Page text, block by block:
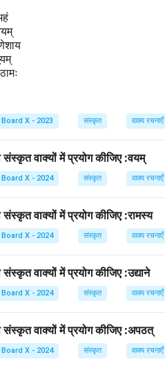
X - 2023 संस्कृत वाक्य रचनाएँ
संस्कृत वाक्यों में प्रयोग कीजिए :वयम्
X - 2024 संस्कृत वाक्य रचनाएँ
संस्कृत वाक्यों में प्रयोग कीजिए :रामस्य
X - 2024 संस्कृत वाक्य रचनाएँ
वाक्यों में प्रयोग कीजिए :उद्याने
X - 2024 संस्कृत वाक्य रचनाएँ
संस्कृत वाक्यों में प्रयोग कीजिए :अपठत्
X - 2024 संस्कृत वाक्य रचनाएँ